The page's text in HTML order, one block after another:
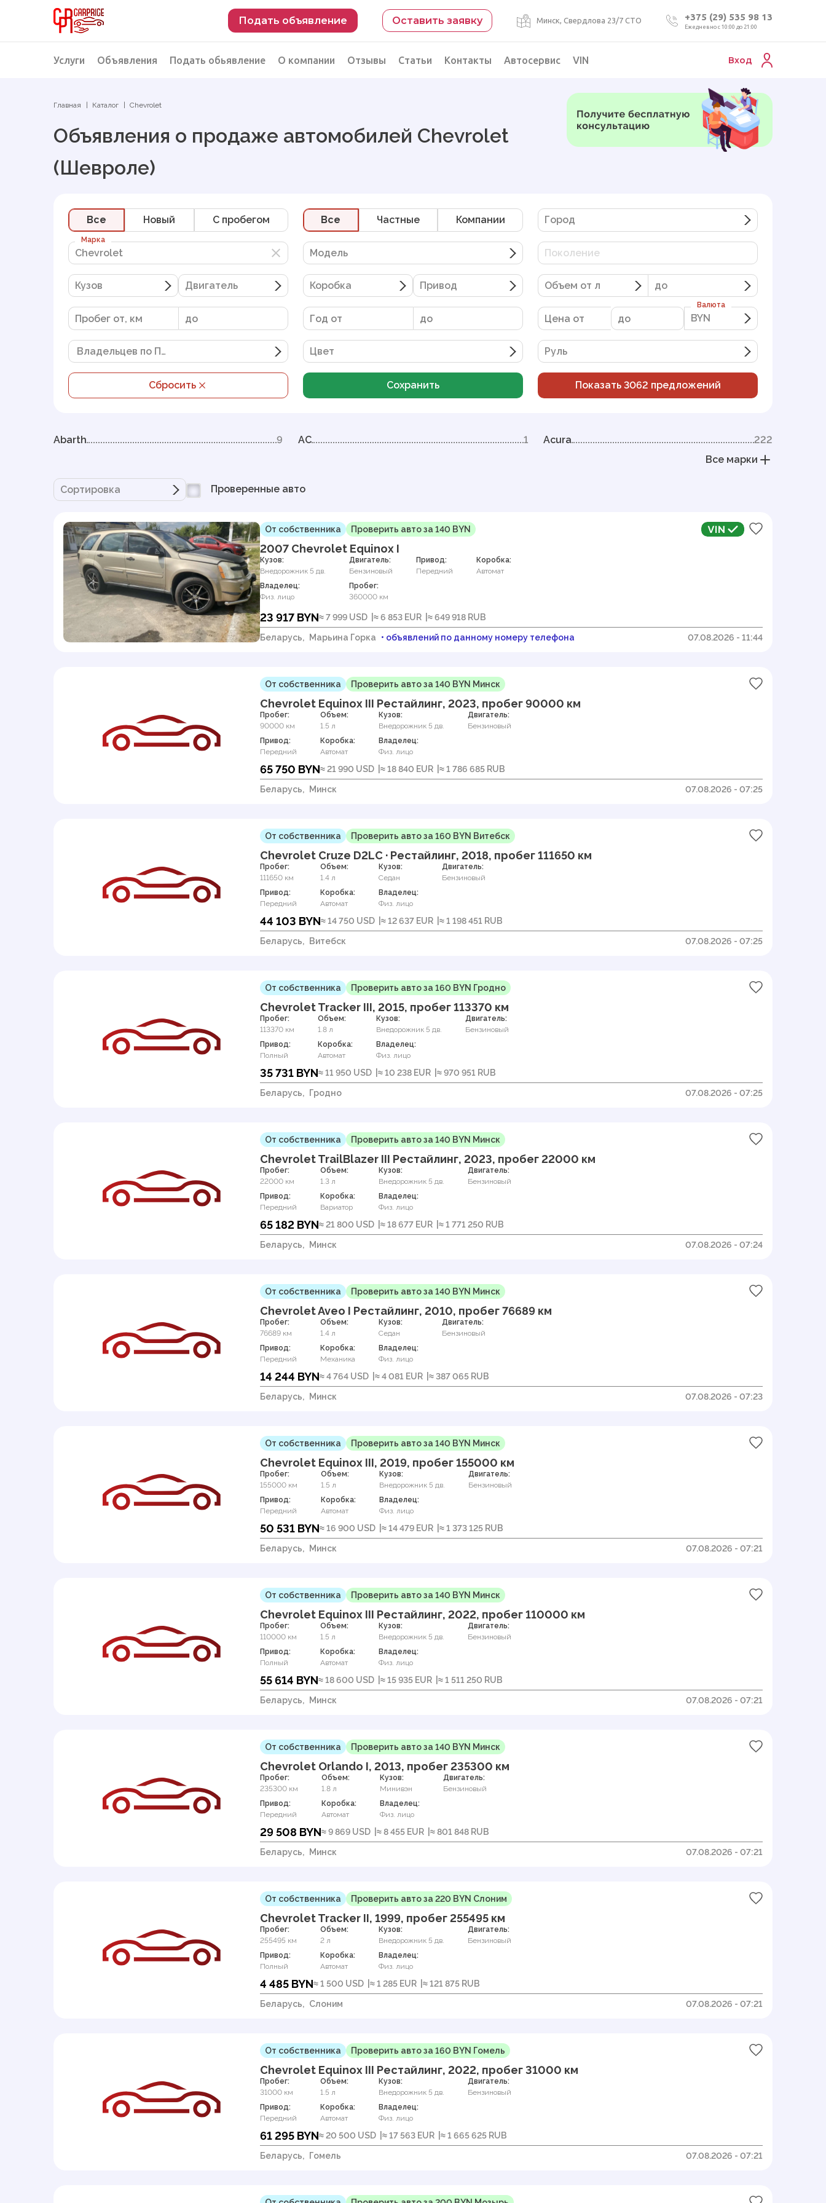
Подать объявление Оставить заявку Минск, Свердлова 23/7 СТО +375 (29) 535 98 13
Ежедневно с 10:00 до 21:00
Услуги
Подбор автомобиля
Подбор автомобиля из Европы
Проверка автомобиля перед покупкой
Проверка VIN номера авто
Пригон авто из Беларуси
Объявления Подать обьявление
Разместить объявление о продаже
О компании Отзывы Статьи Контакты Автосервис VIN Вход
Главная Каталог Chevrolet
Объявления о продаже автомобилей Chevrolet
(Шевроле)
Все Новый C пробегом Все Частные Компании Город
Chevrolet
Chevrolet
Марка
Модель Поколение
Кузов Двигатель Коробка Привод Объем от л до
BYN
BYN
Валюта
Владельцев по ПТС Цвет Руль
Сбросить Сохранить Показать 3062 предложений
Abarth 9 AC 1 Acura
222
Все марки
Сортировка Проверенные авто
От собственника Проверить авто за 140 BYN
2007 Chevrolet Equinox I
Кузов:
Внедорожник 5 дв.
Двигатель:
Бензиновый
Привод:
Передний
Коробка:
Автомат
Владелец:
Физ. лицо
Пробег:
360000 км
23 917 BYN≈ 7 999 USD ≈ 6 853 EUR ≈ 649 918 RUB
Беларусь, Марьина Горка • объявлений по данному номеру телефона 07.08.2026 - 11:44
От собственника Проверить авто за 140 BYN Минск
Chevrolet Equinox III Рестайлинг, 2023, пробег 90000 км
Пробег:
90000 км
Объем:
1.5 л
Кузов:
Внедорожник 5 дв.
Двигатель:
Бензиновый
Привод:
Передний
Коробка:
Автомат
Владелец:
Физ. лицо
65 750 BYN≈ 21 990 USD ≈ 18 840 EUR ≈ 1 786 685 RUB
Беларусь, Минск 07.08.2026 - 07:25
От собственника Проверить авто за 160 BYN Витебск
Chevrolet Cruze D2LC · Рестайлинг, 2018, пробег 111650 км
Пробег:
111650 км
Объем:
1.4 л
Кузов:
Седан
Двигатель:
Бензиновый
Привод:
Передний
Коробка:
Автомат
Владелец:
Физ. лицо
44 103 BYN≈ 14 750 USD ≈ 12 637 EUR ≈ 1 198 451 RUB
Беларусь, Витебск 07.08.2026 - 07:25
От собственника Проверить авто за 160 BYN Гродно
Chevrolet Tracker III, 2015, пробег 113370 км
Пробег:
113370 км
Объем:
1.8 л
Кузов:
Внедорожник 5 дв.
Двигатель:
Бензиновый
Привод:
Полный
Коробка:
Автомат
Владелец:
Физ. лицо
35 731 BYN≈ 11 950 USD ≈ 10 238 EUR ≈ 970 951 RUB
Беларусь, Гродно 07.08.2026 - 07:25
От собственника Проверить авто за 140 BYN Минск
Chevrolet TrailBlazer III Рестайлинг, 2023, пробег 22000 км
Пробег:
22000 км
Объем:
1.3 л
Кузов:
Внедорожник 5 дв.
Двигатель:
Бензиновый
Привод:
Передний
Коробка:
Вариатор
Владелец:
Физ. лицо
65 182 BYN≈ 21 800 USD ≈ 18 677 EUR ≈ 1 771 250 RUB
Беларусь, Минск 07.08.2026 - 07:24
От собственника Проверить авто за 140 BYN Минск
Chevrolet Aveo I Рестайлинг, 2010, пробег 76689 км
Пробег:
76689 км
Объем:
1.4 л
Кузов:
Седан
Двигатель:
Бензиновый
Привод:
Передний
Коробка:
Механика
Владелец:
Физ. лицо
14 244 BYN≈ 4 764 USD ≈ 4 081 EUR ≈ 387 065 RUB
Беларусь, Минск 07.08.2026 - 07:23
От собственника Проверить авто за 140 BYN Минск
Chevrolet Equinox III, 2019, пробег 155000 км
Пробег:
155000 км
Объем:
1.5 л
Кузов:
Внедорожник 5 дв.
Двигатель:
Бензиновый
Привод:
Передний
Коробка:
Автомат
Владелец:
Физ. лицо
50 531 BYN≈ 16 900 USD ≈ 14 479 EUR ≈ 1 373 125 RUB
Беларусь, Минск 07.08.2026 - 07:21
От собственника Проверить авто за 140 BYN Минск
Chevrolet Equinox III Рестайлинг, 2022, пробег 110000 км
Пробег:
110000 км
Объем:
1.5 л
Кузов:
Внедорожник 5 дв.
Двигатель:
Бензиновый
Привод:
Полный
Коробка:
Автомат
Владелец:
Физ. лицо
55 614 BYN≈ 18 600 USD ≈ 15 935 EUR ≈ 1 511 250 RUB
Беларусь, Минск 07.08.2026 - 07:21
От собственника Проверить авто за 140 BYN Минск
Chevrolet Orlando I, 2013, пробег 235300 км
Пробег:
235300 км
Объем:
1.8 л
Кузов:
Минивэн
Двигатель:
Бензиновый
Привод:
Передний
Коробка:
Автомат
Владелец:
Физ. лицо
29 508 BYN≈ 9 869 USD ≈ 8 455 EUR ≈ 801 848 RUB
Беларусь, Минск 07.08.2026 - 07:21
От собственника Проверить авто за 220 BYN Слоним
Chevrolet Tracker II, 1999, пробег 255495 км
Пробег:
255495 км
Объем:
2 л
Кузов:
Внедорожник 5 дв.
Двигатель:
Бензиновый
Привод:
Полный
Коробка:
Автомат
Владелец:
Физ. лицо
4 485 BYN≈ 1 500 USD ≈ 1 285 EUR ≈ 121 875 RUB
Беларусь, Слоним 07.08.2026 - 07:21
От собственника Проверить авто за 160 BYN Гомель
Chevrolet Equinox III Рестайлинг, 2022, пробег 31000 км
Пробег:
31000 км
Объем:
1.5 л
Кузов:
Внедорожник 5 дв.
Двигатель:
Бензиновый
Привод:
Передний
Коробка:
Автомат
Владелец:
Физ. лицо
61 295 BYN≈ 20 500 USD ≈ 17 563 EUR ≈ 1 665 625 RUB
Беларусь, Гомель 07.08.2026 - 07:21